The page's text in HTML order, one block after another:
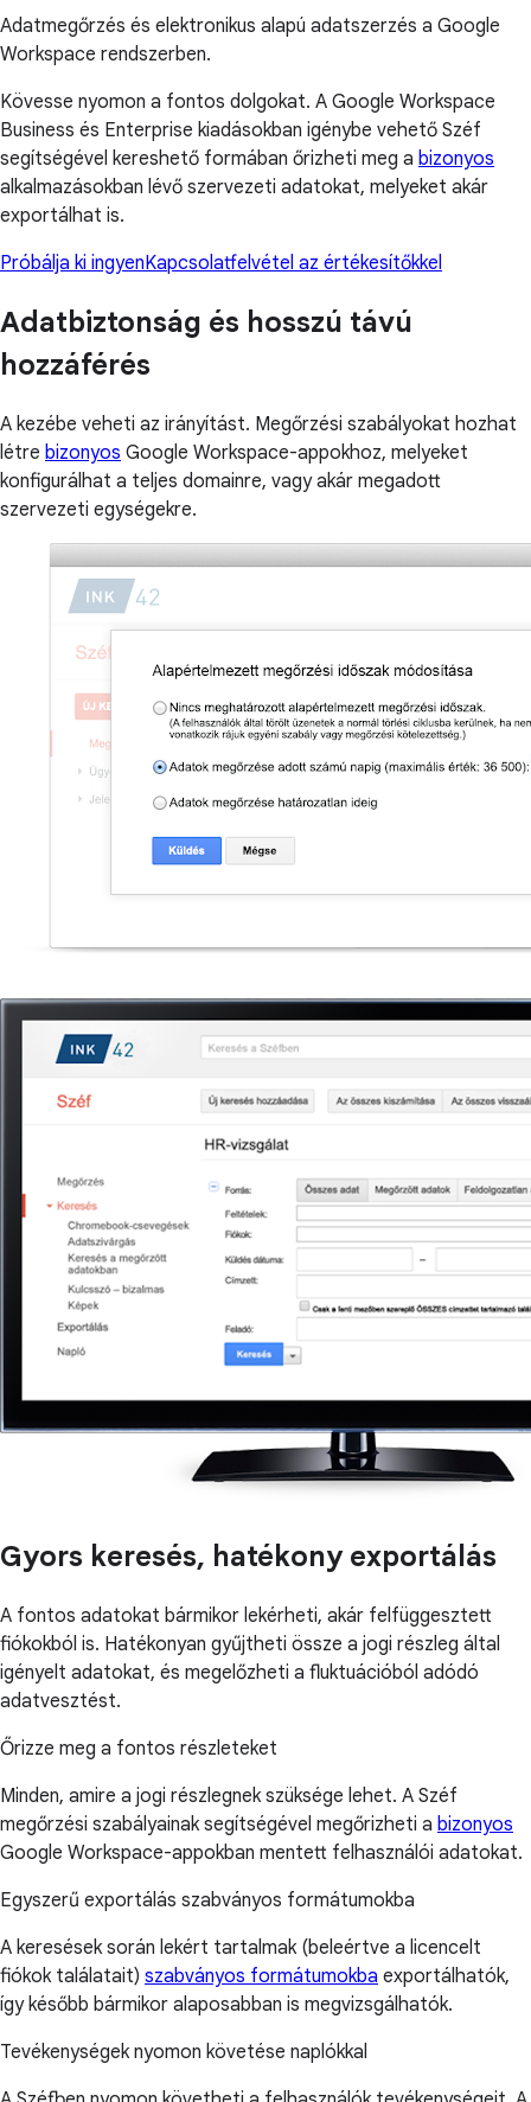
Adatmegőrzés és elektronikus alapú adatszerzés a Google
Workspace rendszerben.
Kövesse nyomon a fontos dolgokat. A Google Workspace
Business és Enterprise kiadásokban igénybe vehető Széf
segítségével kereshető formában őrizheti meg a bizonyos
alkalmazásokban lévő szervezeti adatokat, melyeket akár
exportálhat is.
Próbálja ki ingyenKapcsolatfelvétel az értékesítőkkel
Adatbiztonság és hosszú távú
hozzáférés
A kezébe veheti az irányítást. Megőrzési szabályokat hozhat
létre bizonyos Google Workspace-appokhoz, melyeket
konfigurálhat a teljes domainre, vagy akár megadott
szervezeti egységekre.
Gyors keresés, hatékony exportálás
A fontos adatokat bármikor lekérheti, akár felfüggesztett
fiókokból is. Hatékonyan gyűjtheti össze a jogi részleg által
igényelt adatokat, és megelőzheti a fluktuációból adódó
adatvesztést.
Őrizze meg a fontos részleteket
Minden, amire a jogi részlegnek szüksége lehet. A Széf
megőrzési szabályainak segítségével megőrizheti a bizonyos
Google Workspace-appokban mentett felhasználói adatokat.
Egyszerű exportálás szabványos formátumokba
A keresések során lekért tartalmak (beleértve a licencelt
fiókok találatait) szabványos formátumokba exportálhatók,
így később bármikor alaposabban is megvizsgálhatók.
Tevékenységek nyomon követése naplókkal